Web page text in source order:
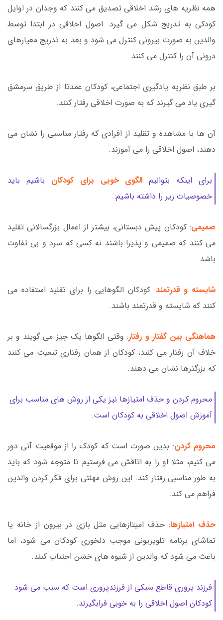
همه نظریه های رشد اخلاقی تصدیق می کنند که وجدان در اوایل
کودکی به تدریج شکل می گیرد. اصول اخلاقی در ابتدا توسط
والدین به صورت بیرونی کنترل می شود و بعد به تدریج معیارهای
درونی آن را کنترل می کنند.
بر طبق نظریه یادگیری اجتماعی، کودکان عمدتا از طریق سرمشق
گیری یاد می گیرند که به صورت اخلاقی رفتار کنند.
آن ها با مشاهده و تقلید از افرادی که رفتار مناسبی را نشان می
دهند، اصول اخلاقی را می آموزند.
برای اینکه بتوانیمالگوی خوبی برای کودکان باشیم باید
خصوصیات زیر را داشته باشیم:
صمیمی: کودکان پیش دبستانی، بیشتر از اعمال بزرگسالانی تقلید
می کنند که صمیمی و پذیرا باشند نه کسی که سرد و بی تفاوت
باشد.
شایسته و قدرتمند: کودکان الگوهایی را برای تقلید استفاده می
کنند که شایسته و قدرتمند باشند.
هماهنگی بین گفتار و رفتار: وقتی الگوها یک چیز می گویند و بر
خلاف آن رفتار می کنند، کودکان از همان رفتاری تبعیت می کنند
که بزرگترها نشان می دهند.
محروم کردن و حذف امتیازها نیز یکی از روش های مناسب برای
آموزش اصول اخلاقی به کودکان است.
محروم کردن: بدین صورت است که کودک را از موقعیت آنی دور
می کنیم، مثلا او را به اتاقش می فرستیم تا متوجه شود که باید
به طور مناسبی رفتار کند. این روش مهلتی برای فکر کردن والدین
فراهم می کند.
حذف امتیازها: حذف امیتازهایی مثل بازی در بیرون از خانه یا
تماشای برنامه تلویزیونی موجب دلخوری کودکان می شود، اما
باعث می شود که والدین از شیوه های خشن اجتناب کنند.
فرزند پروری قاطع سبکی از فرزندپروری است که سبب می شود
کودکان اصول اخلاقی را به خوبی فرابگیرند.